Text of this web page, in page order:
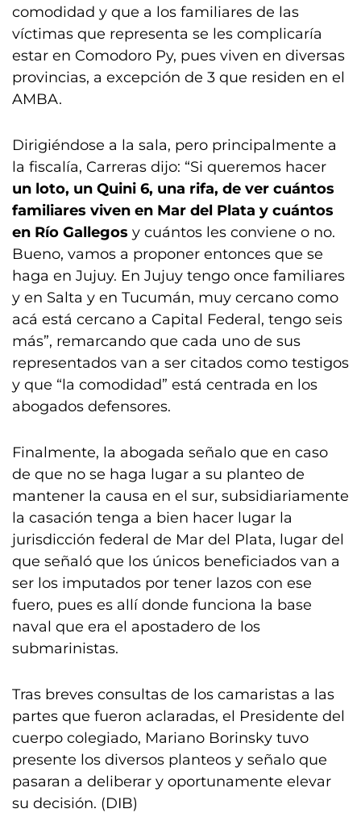
comodidad y que a los familiares de las
víctimas que representa se les complicaría
estar en Comodoro Py, pues viven en diversas
provincias, a excepción de 3 que residen en el
AMBA.
Dirigiéndose a la sala, pero principalmente a
la fiscalía, Carreras dijo: “Si queremos hacer
un loto, un Quini 6, una rifa, de ver cuántos
familiares viven en Mar del Plata y cuántos
en Río Gallegos y cuántos les conviene o no.
Bueno, vamos a proponer entonces que se
haga en Jujuy. En Jujuy tengo once familiares
y en Salta y en Tucumán, muy cercano como
acá está cercano a Capital Federal, tengo seis
más”, remarcando que cada uno de sus
representados van a ser citados como testigos
y que “la comodidad” está centrada en los
abogados defensores.
Finalmente, la abogada señalo que en caso
de que no se haga lugar a su planteo de
mantener la causa en el sur, subsidiariamente
la casación tenga a bien hacer lugar la
jurisdicción federal de Mar del Plata, lugar del
que señaló que los únicos beneficiados van a
ser los imputados por tener lazos con ese
fuero, pues es allí donde funciona la base
naval que era el apostadero de los
submarinistas.
Tras breves consultas de los camaristas a las
partes que fueron aclaradas, el Presidente del
cuerpo colegiado, Mariano Borinsky tuvo
presente los diversos planteos y señalo que
pasaran a deliberar y oportunamente elevar
su decisión. (DIB)